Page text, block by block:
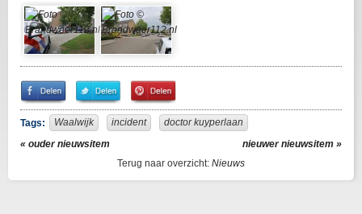
Share
on
Facebook
Share
on
Twitter
Pin
It!
Tags: Waalwijk incident
doctor kuyperlaan
« ouder nieuwsitem
nieuwer nieuwsitem »
Terug naar overzicht: Nieuws